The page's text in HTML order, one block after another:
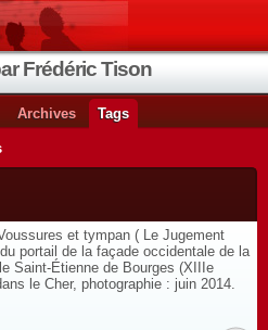
Frédéric Tison
Archives Tags
et tympan ( Le Jugement
portail de la façade occidentale de la
Saint-Étienne de Bourges (XIIIe
le Cher, photographie : juin 2014.